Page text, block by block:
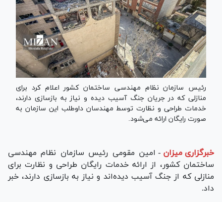
رئیس سازمان نظام مهندسی ساختمان کشور اعلام کرد برای
منازلی که در جریان جنگ آسیب دیده و نیاز به بازسازی دارند،
خدمات طراحی و نظارت توسط مهندسان داوطلب این سازمان به
صورت رایگان ارائه می‌شود.
خبرگزاری میزان - امین مقومی رئیس سازمان نظام مهندسی
ساختمان کشور، از ارائه خدمات رایگان طراحی و نظارت برای
منازلی که از جنگ آسیب دیده‌اند و نیاز به بازسازی دارند، خبر
داد.